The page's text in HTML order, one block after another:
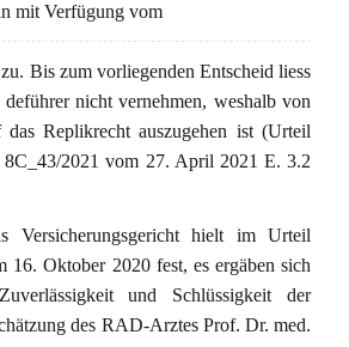
mit Verfügung vom
Bis zum vorliegenden Entscheid liess
nicht vernehmen, weshalb von
Replikrecht auszugehen ist (Urteil
8C_43/2021 vom 27. April 2021 E. 3.2
hielt im Urteil
16. Oktober 2020 fest, es ergäben sich
und Schlüssigkeit der
des RAD-Arztes Prof. Dr. med.